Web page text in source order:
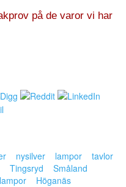
på de varor vi har
nysilver lampor
tavlor
Tingsryd
Småland
lampor Höganäs